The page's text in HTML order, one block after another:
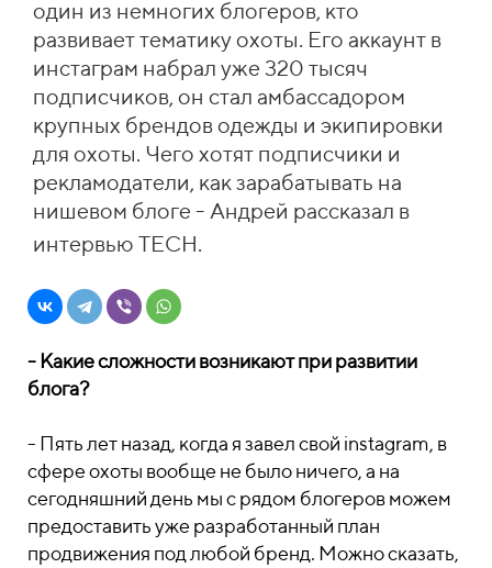
один из немногих блогеров, кто
развивает тематику охоты. Его аккаунт в
инстаграм набрал уже 320 тысяч
подписчиков, он стал амбассадором
крупных брендов одежды и экипировки
для охоты. Чего хотят подписчики и
рекламодатели, как зарабатывать на
нишевом блоге - Андрей рассказал в
интервью TECH.
- Какие сложности возникают при развитии
блога?
- Пять лет назад, когда я завел свой instagram, в
сфере охоты вообще не было ничего, а на
сегодняшний день мы с рядом блогеров можем
предоставить уже разработанный план
продвижения под любой бренд. Можно сказать,